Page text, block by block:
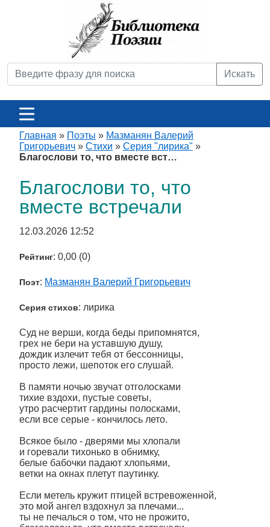
Искать
Главная » Поэты » Мазманян Валерий
Григорьевич » Стихи » Серия "лирика" »
Благослови то, что вместе вст…
Благослови то, что
вместе встречали
12.03.2026 12:52
Рейтинг: 0,00 (0)
Поэт: Мазманян Валерий Григорьевич
Серия стихов: лирика
Суд не верши, когда беды припомнятся,
грех не бери на уставшую душу,
дождик излечит тебя от бессонницы,
просто лежи, шепоток его слушай.
В памяти ночью звучат отголосками
тихие вздохи, пустые советы,
утро расчертит гардины полосками,
если все серые - кончилось лето.
Всякое было - дверями мы хлопали
и горевали тихонько в обнимку,
белые бабочки падают хлопьями,
ветки на окнах плетут паутинку.
Если метель кружит птицей встревоженной,
это мой ангел вздохнул за плечами...
ты не печалься о том, что не прожито,